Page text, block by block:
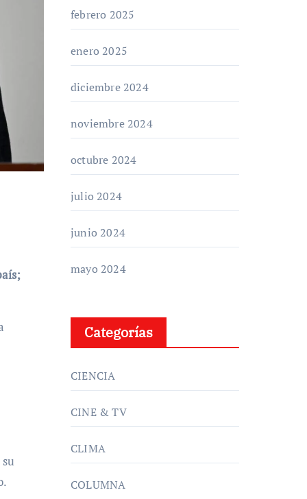
febrero 2025
enero 2025
diciembre 2024
noviembre 2024
octubre 2024
julio 2024
junio 2024
mayo 2024
Categorías
CIENCIA
CINE & TV
CLIMA
COLUMNA